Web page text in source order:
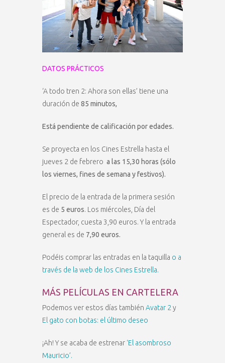
DATOS PRÁCTICOS
‘A todo tren 2: Ahora son ellas’ tiene una
duración de 85 minutos,
Está pendiente de calificación por edades.
Se proyecta en los Cines Estrella hasta el
jueves 2 de febrero a las 15,30 horas (sólo
los viernes, fines de semana y festivos).
El precio de la entrada de la primera sesión
es de 5 euros. Los miércoles, Día del
Espectador, cuesta 3,90 euros. Y la entrada
general es de 7,90 euros.
Podéis comprar las entradas en la taquilla o a
través de la web de los Cines Estrella.
MÁS PELÍCULAS EN CARTELERA
Podemos ver estos días también Avatar 2 y
El gato con botas: el último deseo
¡Ah! Y se acaba de estrenar ‘El asombroso
Mauricio’.